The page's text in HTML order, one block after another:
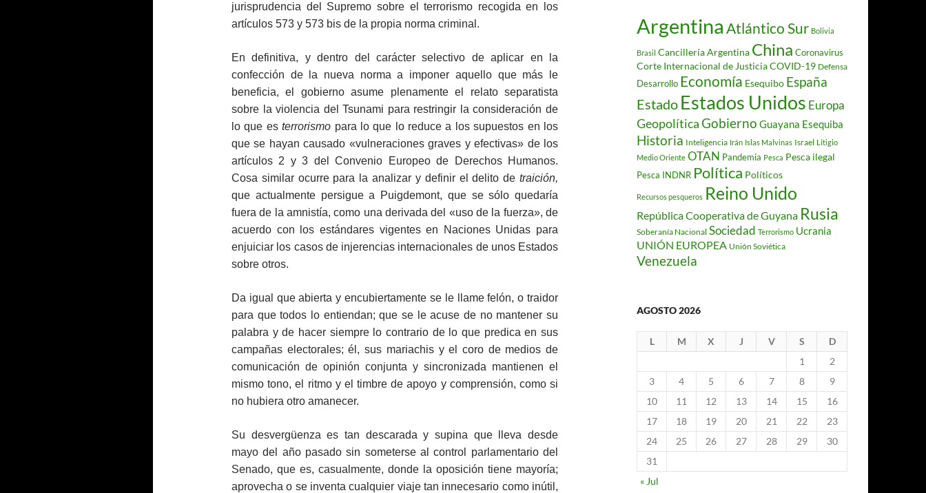
jurisprudencia del Supremo sobre el terrorismo recogida en los
artículos 573 y 573 bis de la propia norma criminal.
En definitiva, y dentro del carácter selectivo de aplicar en la
confección de la nueva norma a imponer aquello que más le
beneficia, el gobierno asume plenamente el relato separatista
sobre la violencia del Tsunami para restringir la consideración de
lo que esterrorismo para lo que lo reduce a los supuestos en los
que se hayan causado «vulneraciones graves y efectivas» de los
artículos 2 y 3 del Convenio Europeo de Derechos Humanos.
Cosa similar ocurre para la analizar y definir el delito de traición,
que actualmente persigue a Puigdemont, que se sólo quedaría
fuera de la amnistía, como una derivada del «uso de la fuerza», de
acuerdo con los estándares vigentes en Naciones Unidas para
enjuiciar los casos de injerencias internacionales de unos Estados
sobre otros.
Da igual que abierta y encubiertamente se le llame felón, o traidor
para que todos lo entiendan; que se le acuse de no mantener su
palabra y de hacer siempre lo contrario de lo que predica en sus
campañas electorales; él, sus mariachis y el coro de medios de
comunicación de opinión conjunta y sincronizada mantienen el
mismo tono, el ritmo y el timbre de apoyo y comprensión, como si
no hubiera otro amanecer.
Su desvergüenza es tan descarada y supina que lleva desde
mayo del año pasado sin someterse al control parlamentario del
Senado, que es, casualmente, donde la oposición tiene mayoría;
aprovecha o se inventa cualquier viaje tan innecesario como inútil,
Argentina Atlántico Sur Bolivia
Brasil Cancillería Argentina China Coronavirus
Corte Internacional de JusticiaCOVID-19 Defensa
Desarrollo Economía Esequibo España
Estado Estados Unidos Europa
GeopolíticaGobierno Guayana Esequiba
Historia Inteligencia Irán Islas Malvinas Israel Litigio
Medio Oriente OTAN Pandemia Pesca Pesca ilegal
Pesca INDNR Política Políticos
Recursos pesqueros Reino Unido
República Cooperativa de Guyana Rusia
Soberanía Nacional Sociedad Terrorismo Ucrania
UNIÓN EUROPEA Unión Soviética
Venezuela
AGOSTO 2026
L M X J V S
D
1
2
3
4 5 6 7 8
9
10
11 12 13 14 15
16
17
18 19 20 21 22
23
24
25 26 27 28 29
30
31
« Jul